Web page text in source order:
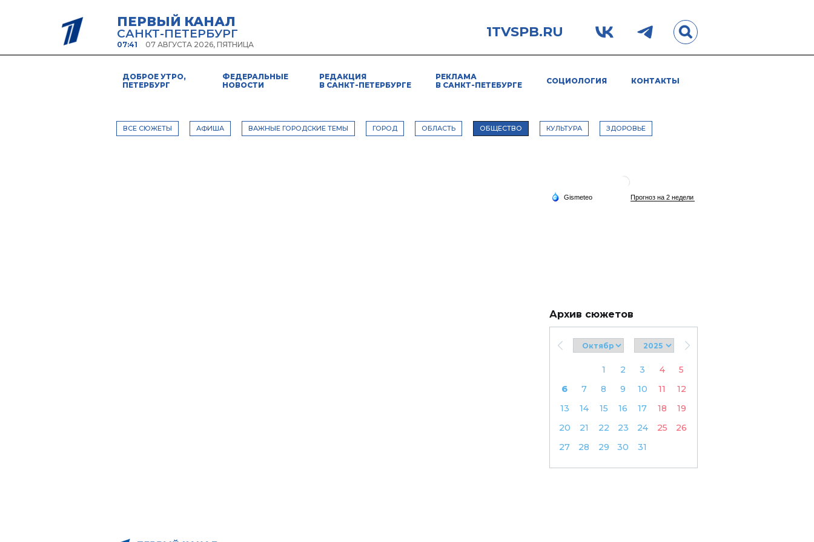
ПЕРВЫЙ КАНАЛ
САНКТ-ПЕТЕРБУРГ
07:41 07 АВГУСТА 2026, ПЯТНИЦА
1TVSPB.RU
ДОБРОЕ УТРО,
ПЕТЕРБУРГ
ФЕДЕРАЛЬНЫЕ
НОВОСТИ
РЕДАКЦИЯ
В САНКТ-ПЕТЕРБУРГЕ
РЕКЛАМА
В САНКТ-ПЕТЕБУРГЕ
СОЦИОЛОГИЯ КОНТАКТЫ
ВСЕ СЮЖЕТЫ АФИША ВАЖНЫЕ ГОРОДСКИЕ ТЕМЫ ГОРОД ОБЛАСТЬ ОБЩЕСТВО КУЛЬТУРА ЗДОРОВЬЕ
Архив сюжетов
1 2 3 4
5
6
7 8 9 10 11
12
13
14 15 16 17 18
19
20
21 22 23 24 25
26
27
28 29 30 31